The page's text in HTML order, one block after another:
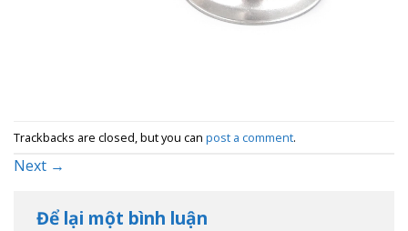
Trackbacks are closed, but you can post a comment.
Next →
Để lại một bình luận